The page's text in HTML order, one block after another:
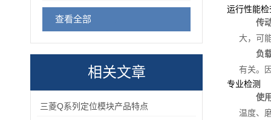
查看全部
相关文章
三菱Q系列定位模块产品特点
运行性能检
传
大，可
负
有关。
专业检测
使
温度、